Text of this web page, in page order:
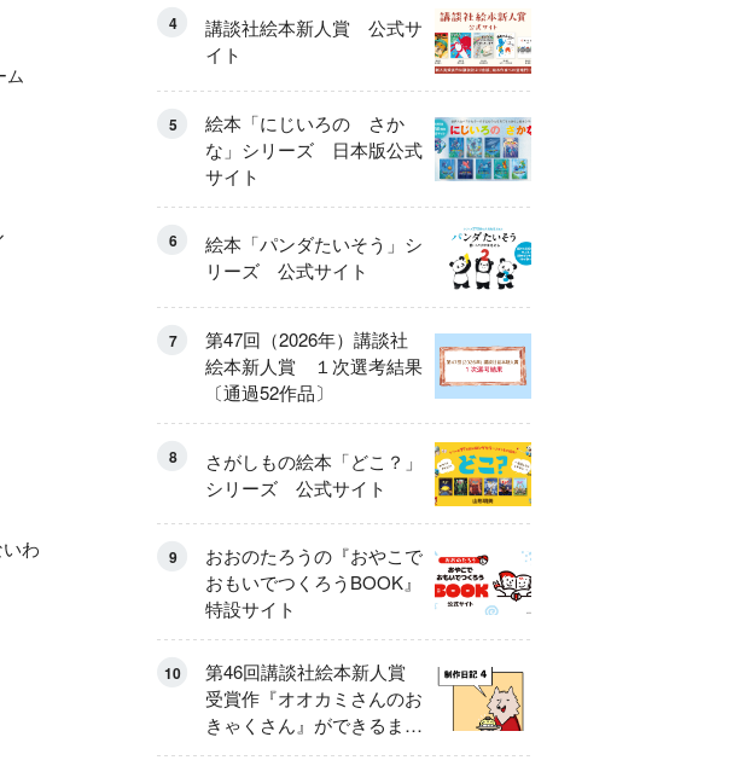
ム
4
講談社絵本新人賞 公式サ
イト
5
絵本「にじいろの さか
な」シリーズ 日本版公式
サイト
6
絵本「パンダたいそう」シ
リーズ 公式サイト
7
第47回（2026年）講談社
絵本新人賞 １次選考結果
〔通過52作品〕
8
さがしもの絵本「どこ？」
シリーズ 公式サイト
9
おおのたろうの『おやこで
おもいでつくろうBOOK』
特設サイト
10
第46回講談社絵本新人賞
受賞作『オオカミさんのお
きゃくさん』ができるまで
④